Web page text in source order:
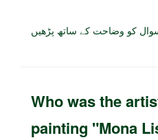
کو وضاحت کے ساتھ پڑھیں
Who was the
painting "Mona